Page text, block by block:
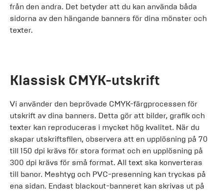
från den andra. Det betyder att du kan använda båda
sidorna av den hängande banners för dina mönster och
texter.
Klassisk CMYK-utskrift
Vi använder den beprövade CMYK-färgprocessen för
utskrift av dina banners. Detta gör att bilder, grafik och
texter kan reproduceras i mycket hög kvalitet. När du
skapar utskriftsfilen, observera att en upplösning på 70
till 150 dpi krävs för stora format och en upplösning på
300 dpi krävs för små format. All text ska konverteras
till banor. Meshtyg och PVC-presenning kan tryckas på
ena sidan. Endast blackout-banneret kan skrivas ut på